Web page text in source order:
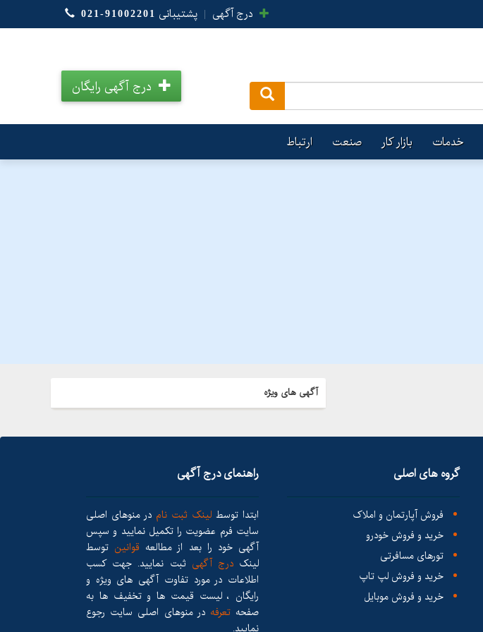
درج آگهی | پشتیبانی 021-91002201
درج آگهی رایگان
خدمات بازار کار صنعت ارتباط
آگهی های ویژه
گروه های اصلی
فروش آپارتمان و املاک
خرید و فروش خودرو
تورهای مسافرتی
خرید و فروش لپ تاپ
خرید و فروش موبایل
راهنمای درج آگهی
ابتدا توسط لینک ثبت نام در منوهای اصلی
سایت فرم عضویت را تکمیل نمایید و سپس
آگهی خود را بعد از مطالعه قوانین توسط
لینکدرج آگهی ثبت نمایید. جهت کسب
اطلاعات در مورد تفاوت آگهی های ویژه و
رایگان ، لیست قیمت ها و تخفیف ها به
صفحه تعرفهدر منوهای اصلی سایت رجوع
نمایید.